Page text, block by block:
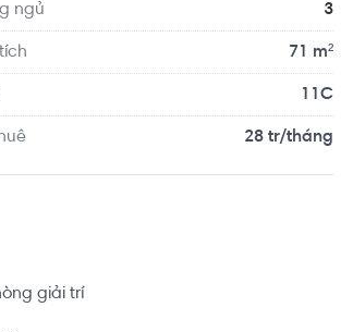
ngủ 3
71 m²
11C
28 tr/tháng
giải trí